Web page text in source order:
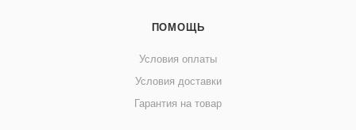
ПОМОЩЬ
Условия оплаты
Условия доставки
Гарантия на товар